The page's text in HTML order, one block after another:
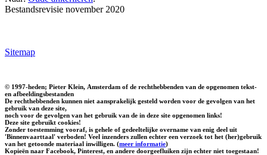
Bestandsrevisie november 2020
Sitemap
© 1997-heden; Pieter Klein, Amsterdam of de rechthebbenden van de opgenomen tekst-
en afbeeldingsbestanden
De rechthebbenden kunnen niet aansprakelijk gesteld worden voor de gevolgen van het
gebruik van deze site,
noch voor de gevolgen van het gebruik van de in deze site opgenomen links!
Deze site gebruikt cookies!
Zonder toestemming vooraf, is gehele of gedeeltelijke overname van enig deel uit
'Binnenvaarttaal' verboden! Veel inzenders zullen echter een verzoek tot het (her)gebruik
van het getoonde materiaal inwilligen. (meer informatie)
Kopieën naar Facebook, Pinterest, en andere doorgeefluiken zijn echter niet toegestaan!